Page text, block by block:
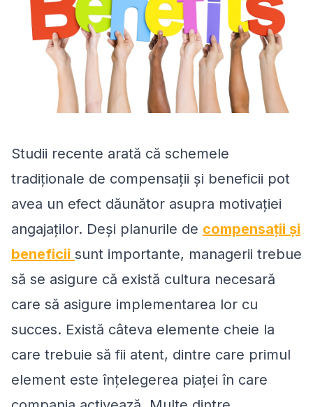
Studii recente arată că schemele
tradiționale de compensații și beneficii pot
avea un efect dăunător asupra motivației
angajaților. Deși planurile de compensații și
beneficii sunt importante, managerii trebue
să se asigure că există cultura necesară
care să asigure implementarea lor cu
succes. Există câteva elemente cheie la
care trebuie să fii atent, dintre care primul
element este înțelegerea piaței în care